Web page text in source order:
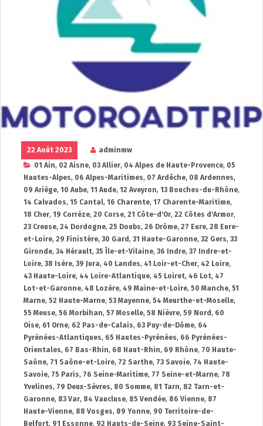
22 Août 2023
adminmw
01 Ain, 02 Aisne, 03 Allier, 04 Alpes de Haute-Provence, 05
Hautes-Alpes, 06 Alpes-Maritimes, 07 Ardêche, 08 Ardennes,
09 Ariège, 10 Aube, 11 Aude, 12 Aveyron, 13 Bouches-du-Rhône,
14 Calvados, 15 Cantal, 16 Charente, 17 Charente-Maritime,
18 Cher, 19 Corrèze, 20 Corse, 21 Côte-d'Or, 22 Côtes d'Armor,
23 Creuse, 24 Dordogne, 25 Doubs, 26 Drôme, 27 Eure, 28 Eure-
et-Loire, 29 Finistère, 30 Gard, 31 Haute-Garonne, 32 Gers, 33
Gironde, 34 Hérault, 35 Île-et-Vilaine, 36 Indre, 37 Indre-et-
Loire, 38 Isère, 39 Jura, 40 Landes, 41 Loir-et-Cher, 42 Loire,
43 Haute-Loire, 44 Loire-Atlantique, 45 Loiret, 46 Lot, 47
Lot-et-Garonne, 48 Lozère, 49 Maine-et-Loire, 50 Manche, 51
Marne, 52 Haute-Marne, 53 Mayenne, 54 Meurthe-et-Moselle,
55 Meuse, 56 Morbihan, 57 Moselle, 58 Nièvre, 59 Nord, 60
Oise, 61 Orne, 62 Pas-de-Calais, 63 Puy-de-Dôme, 64
Pyrénées-Atlantiques, 65 Hautes-Pyrénées, 66 Pyrénées-
Orientales, 67 Bas-Rhin, 68 Haut-Rhin, 69 Rhône, 70 Haute-
Saône, 71 Saône-et-Loire, 72 Sarthe, 73 Savoie, 74 Haute-
Savoie, 75 Paris, 76 Seine-Maritime, 77 Seine-et-Marne, 78
Yvelines, 79 Deux-Sèvres, 80 Somme, 81 Tarn, 82 Tarn-et-
Garonne, 83 Var, 84 Vaucluse, 85 Vendée, 86 Vienne, 87
Haute-Vienne, 88 Vosges, 89 Yonne, 90 Territoire-de-
Belfort, 91 Essonne, 92 Hauts-de-Seine, 93 Seine-Saint-